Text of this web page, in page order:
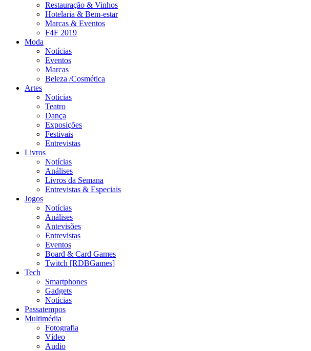
Restauração & Vinhos
Hotelaria & Bem-estar
Marcas & Eventos
F4F 2019
Moda
Notícias
Eventos
Marcas
Beleza /Cosmética
Artes
Notícias
Teatro
Dança
Exposições
Festivais
Entrevistas
Livros
Notícias
Análises
Livros da Semana
Entrevistas & Especiais
Jogos
Notícias
Análises
Antevisões
Entrevistas
Eventos
Board & Card Games
Twitch [RDBGames]
Tech
Smartphones
Gadgets
Notícias
Passatempos
Multimédia
Fotografia
Vídeo
Audio